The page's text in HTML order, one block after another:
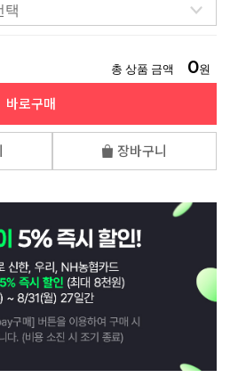
총 상품 금액 0원
바로구매
장바구니